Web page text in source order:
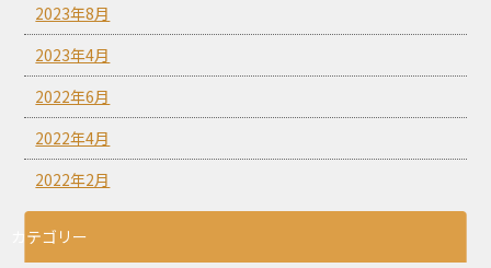
2023年8月
2023年4月
2022年6月
2022年4月
2022年2月
カテゴリー